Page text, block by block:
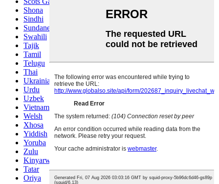
Shona
Sindhi
Sundanese
Swahili
Tajik
Tamil
Telugu
Thai
Ukrainian
Urdu
Uzbek
Vietnamese
Welsh
Xhosa
Yiddish
Yoruba
Zulu
Kinyarwanda
Tatar
Oriya